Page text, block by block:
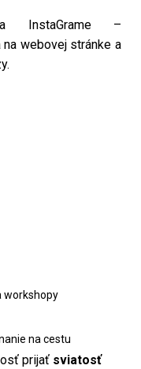
InstaGrame –
webovej stránke a
workshopy
na cestu
prijať sviatosť